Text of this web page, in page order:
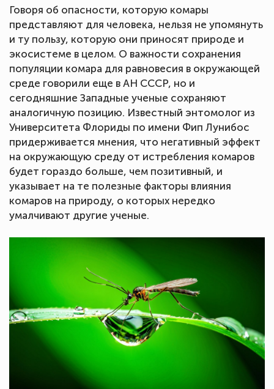
Говоря об опасности, которую комары
представляют для человека, нельзя не упомянуть
и ту пользу, которую они приносят природе и
экосистеме в целом. О важности сохранения
популяции комара для равновесия в окружающей
среде говорили еще в АН СССР, но и
сегодняшние Западные ученые сохраняют
аналогичную позицию. Известный энтомолог из
Университета Флориды по имени Фип Лунибос
придерживается мнения, что негативный эффект
на окружающую среду от истребления комаров
будет гораздо больше, чем позитивный, и
указывает на те полезные факторы влияния
комаров на природу, о которых нередко
умалчивают другие ученые.